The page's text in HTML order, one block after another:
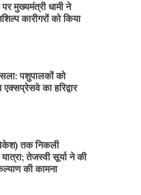
मुख्यमंत्री धामी ने
कारीगरों को किया
पशुपालकों को
का हरिद्वार
तक निकली
तेजस्वी सूर्या ने की
की कामना